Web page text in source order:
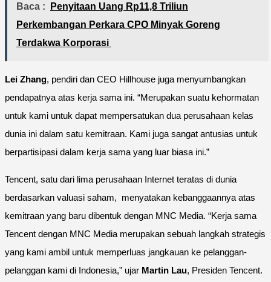
Baca :
Penyitaan Uang Rp11,8 Triliun
Perkembangan Perkara CPO Minyak Goreng
Terdakwa Korporasi
Lei Zhang, pendiri dan CEO Hillhouse juga menyumbangkan
pendapatnya atas kerja sama ini. “Merupakan suatu kehormatan
untuk kami untuk dapat mempersatukan dua perusahaan kelas
dunia ini dalam satu kemitraan. Kami juga sangat antusias untuk
berpartisipasi dalam kerja sama yang luar biasa ini.”
Tencent, satu dari lima perusahaan Internet teratas di dunia
berdasarkan valuasi saham, menyatakan kebanggaannya atas
kemitraan yang baru dibentuk dengan MNC Media. “Kerja sama
Tencent dengan MNC Media merupakan sebuah langkah strategis
yang kami ambil untuk memperluas jangkauan ke pelanggan-
pelanggan kami di Indonesia,” ujar Martin Lau, Presiden Tencent.